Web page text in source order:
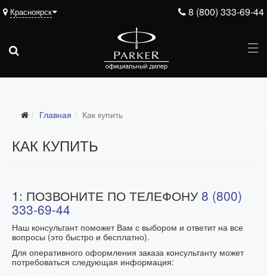
8 (800) 333-69-44
Красноярск
Главная Как купить
КАК КУПИТЬ
1: ПОЗВОНИТЕ ПО ТЕЛЕФОНУ8 (800)
333-69-44
Наш консультант поможет Вам с выбором и ответит на все
вопросы (это быстро и бесплатно).
Для оперативного оформления заказа консультанту может
потребоваться следующая информация: